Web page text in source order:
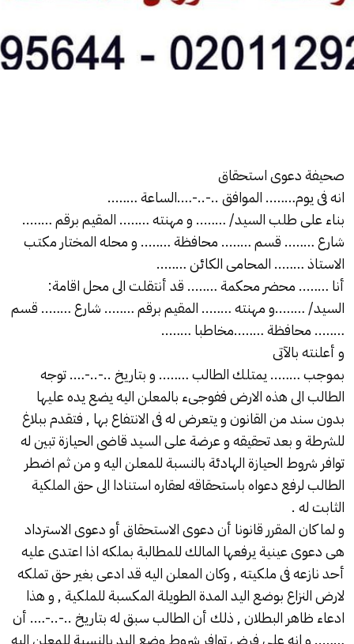
صحيفة دعوى استحقاق
انه فى يوم…….. الموافق ..-..-….الساعة ……..
بناء على طلب السيد/ …….. و مهنته …….. المقيم برقم ……..
شارع …….. قسم …….. محافظة …….. و محله المختار مكتب
الاستاذ …….. المحامى الكائن ……..
أنا …….. محضر محكمة …….. قد أنتقلت الى محل اقامة:
السيد/ ……..و مهنته …….. المقيم برقم …….. شارع …….. قسم
…….. محافظة ……..مخاطبا ……..
و أعلنته بالآتى
بموجب …….. يمتلك الطالب …….. و بتاريخ ..-..-…. توجه
الطالب الى هذه الارض ففوجىء بالمعلن اليه يضع يده عليها
بدون سند من القانون و يتعرض له فى الانتفاع بها , فتقدم ببلاغ
للشرطة و بعد تحقيقه و عرضة على السيد قاضى الحيازة تبين له
توافر شروط الحيازة الهادئة بالنسبة للمعلن اليه و من ثم اضطر
الطالب لرفع دعواه باستحقاقه لعقاره استنادا الى حق الملكية
الثابت له .
و لما كان المقرر قانونا أن دعوى الاستحقاق أو دعوى الاسترداد
هى دعوى عينية يرفعها المالك للمطالبة بملكه اذا اعتدى عليه
أحد نازعه فى ملكيته , وكان المعلن اليه قد ادعى بغير حق تملكه
لارض النزاع بوضع اليد المدة الطويلة المكسبة للملكية , و هذا
ادعاء ظاهر البطلان , ذلك أن الطالب سبق له بتاريخ ..-..-…. أن
…….. و انه على فرض توافر شروط وضع اليد بالنسبة للمعلن اليه